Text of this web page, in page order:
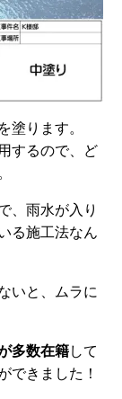
塗ります。
するので、ど
、雨水が入り
る施工法なん
いと、ムラに
多数在籍して
できました！